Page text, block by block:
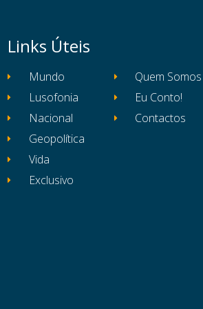
Links Úteis
Mundo
Lusofonia
Nacional
Geopolítica
Vida
Exclusivo
Quem Somos
Eu Conto!
Contactos